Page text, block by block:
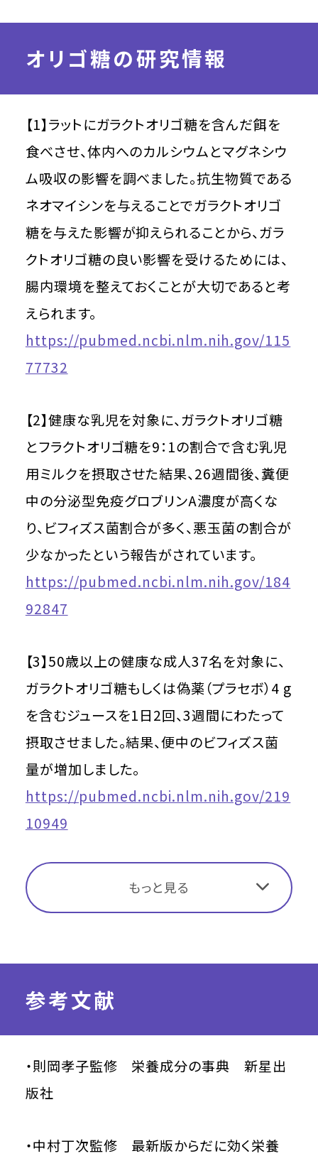
オリゴ糖の研究情報
【1】ラットにガラクトオリゴ糖を含んだ餌を
食べさせ、体内へのカルシウムとマグネシウ
ム吸収の影響を調べました。抗生物質である
ネオマイシンを与えることでガラクトオリゴ
糖を与えた影響が抑えられることから、ガラ
クトオリゴ糖の良い影響を受けるためには、
腸内環境を整えておくことが大切であると考
えられます。
https://pubmed.ncbi.nlm.nih.gov/115
77732
【2】健康な乳児を対象に、ガラクトオリゴ糖
とフラクトオリゴ糖を9：1の割合で含む乳児
用ミルクを摂取させた結果、26週間後、糞便
中の分泌型免疫グロブリンA濃度が高くな
り、ビフィズス菌割合が多く、悪玉菌の割合が
少なかったという報告がされています。
https://pubmed.ncbi.nlm.nih.gov/184
92847
【3】50歳以上の健康な成人37名を対象に、
ガラクトオリゴ糖もしくは偽薬（プラセボ）4 g
を含むジュースを1日2回、3週間にわたって
摂取させました。結果、便中のビフィズス菌
量が増加しました。
https://pubmed.ncbi.nlm.nih.gov/219
10949
もっと見る
参考文献
・則岡孝子監修 栄養成分の事典 新星出
版社
・中村丁次監修 最新版からだに効く栄養